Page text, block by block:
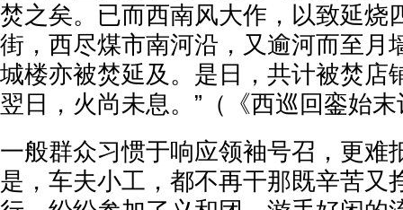
焚之矣。已而西南风大作，以致延烧
街，西尽煤市南河沿，又逾河而至月
城楼亦被焚延及。是日，共计被焚店
翌日，火尚未息。”（《西巡回銮始
一般群众习惯于响应领袖号召，更难
是，车夫小工，都不再干那既辛苦又